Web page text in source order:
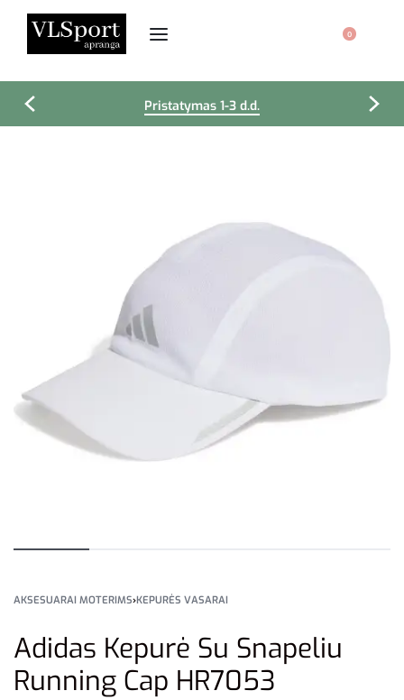
0
Pristatymas 1-3 d.d.
AKSESUARAI MOTERIMS›KEPURĖS VASARAI
Adidas Kepurė Su Snapeliu
Running Cap HR7053